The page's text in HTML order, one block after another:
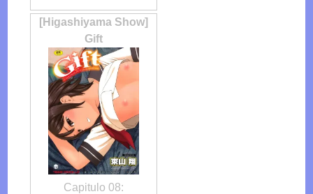
[Higashiyama Show]
Gift
Capitulo 08: